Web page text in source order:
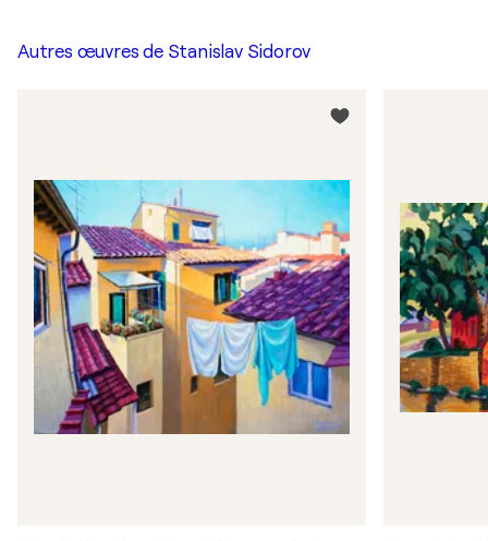
Autres œuvres de Stanislav Sidorov